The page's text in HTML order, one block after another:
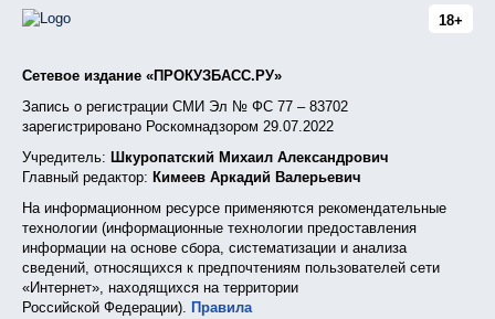
18+
Сетевое издание «ПРОКУЗБАСС.РУ»
Запись о регистрации СМИ Эл № ФС 77 – 83702
зарегистрировано Роскомнадзором 29.07.2022
Учредитель: Шкуропатский Михаил Александрович
Главный редактор: Кимеев Аркадий Валерьевич
На информационном ресурсе применяются рекомендательные
технологии (информационные технологии предоставления
информации на основе сбора, систематизации и анализа
сведений, относящихся к предпочтениям пользователей сети
«Интернет», находящихся на территории
Российской Федерации). Правила